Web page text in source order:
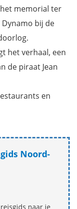
memorial ter
bij de
het verhaal, een
de piraat Jean
en
Noord-
naar je